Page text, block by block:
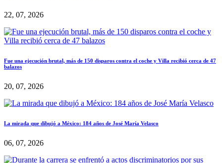
22, 07, 2026
Fue una ejecución brutal, más de 150 disparos contra el coche y Villa recibió cerca de 47
balazos
20, 07, 2026
La mirada que dibujó a México: 184 años de José María Velasco
06, 07, 2026